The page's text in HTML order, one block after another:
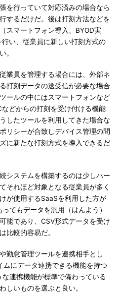
を行っていて対応済みの場合なら
するだけだ。後は打刻方法などを
スマートフォン導入、BYOD実
い、従業員に新しい打刻方式の
。
業員を管理する場合には、外部ネ
打刻データの送受信が必要な場合
ールの中にはスマートフォンなど
どからの打刻を受け付ける機能
したツールを利用してきた場合な
リシーが合致しデバイス管理の問
に新たな打刻方式を導入できるだ
システムを構築するのは少しハー
それほど対象となる従業員が多く
が使用するSaaSを利用した方が
てもデータを汎用（はんよう）
能であり、CSV形式データを受け
比較的容易だ。
勤怠管理ツールを連携相手とし
にデータ連携できる機能を持つ
連携機能が標準で備わっている
しいものを選ぶと良い。